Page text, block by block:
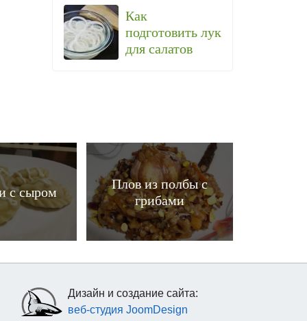
Как
подготовить лук
для салатов
с сыром
Плов из полбы с
грибами
Дизайн и создание сайта:
веб-студия JoomDesign